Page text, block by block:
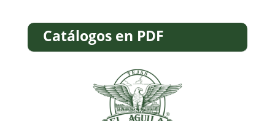
Catálogos en PDF